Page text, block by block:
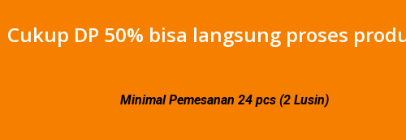
Cukup DP 50% bisa langsung proses
Minimal Pemesanan 24 pcs (2 Lusin)